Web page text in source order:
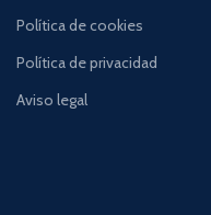
Política de cookies
Política de privacidad
Aviso legal